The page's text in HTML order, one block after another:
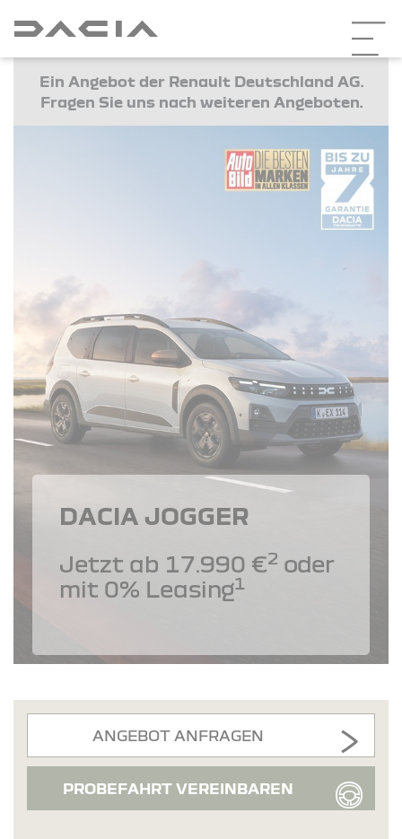
Ein Angebot der Renault Deutschland AG.
Fragen Sie uns nach weiteren Angeboten.
DACIA JOGGER
Jetzt ab 17.990 €2 oder
mit 0% Leasing1
ANGEBOT ANFRAGEN
PROBEFAHRT VEREINBAREN